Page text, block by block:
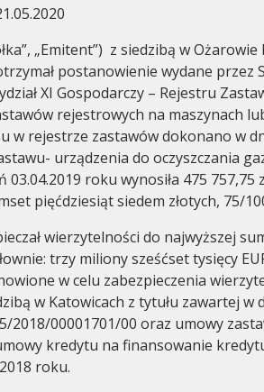
governance
„Emitent”) z siedzibą w
postanowienie wydane przez
XI Gospodarczy – Rejestru
rejestrowych na maszynach
w rejestrze zastawów dokonano w
urządzenia do oczyszczania
roku wynosiła 475 757,75
pięćdziesiąt siedem złotych, 75/
wierzytelności do najwyższej
trzy miliony sześćset tysięcy
w celu zabezpieczenia
w Katowicach z tytułu zawartej w
2018/00001701/00 oraz umowy
kredytu na finansowanie
roku.